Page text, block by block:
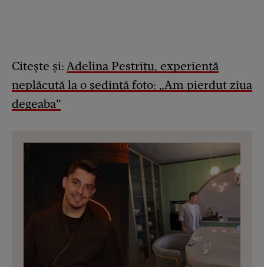
Citește și: Adelina Pestrițu, experiență
neplăcută la o ședință foto: „Am pierdut ziua
degeaba”